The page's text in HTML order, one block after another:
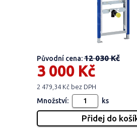
Původní cena:12 030 Kč
3 000 Kč
2 479,34 Kč bez DPH
Množství: ks